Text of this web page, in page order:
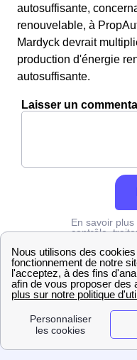
autosuffisante,
renouvelable, à
Mardyck devrait
production d'énergie
autosuffisante.
Laisser un
En savoir
contrôle,
Edf Nord Fort-